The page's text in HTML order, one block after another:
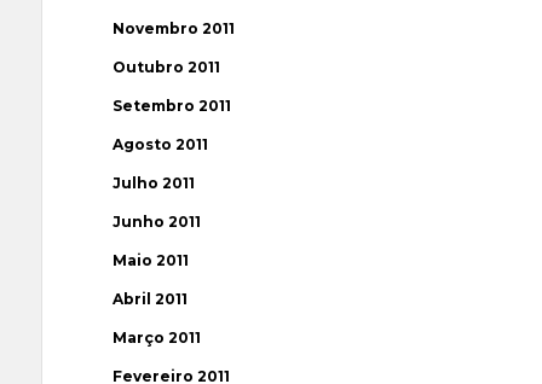
Novembro 2011
Outubro 2011
Setembro 2011
Agosto 2011
Julho 2011
Junho 2011
Maio 2011
Abril 2011
Março 2011
Fevereiro 2011